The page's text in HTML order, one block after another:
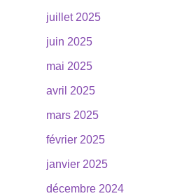
juillet 2025
juin 2025
mai 2025
avril 2025
mars 2025
février 2025
janvier 2025
décembre 2024